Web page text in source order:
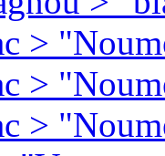
>
>
>